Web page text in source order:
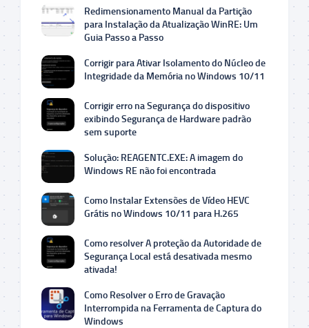
Redimensionamento Manual da Partição
para Instalação da Atualização WinRE: Um
Guia Passo a Passo
Corrigir para Ativar Isolamento do Núcleo de
Integridade da Memória no Windows 10/11
Corrigir erro na Segurança do dispositivo
exibindo Segurança de Hardware padrão
sem suporte
Solução: REAGENTC.EXE: A imagem do
Windows RE não foi encontrada
Como Instalar Extensões de Vídeo HEVC
Grátis no Windows 10/11 para H.265
Como resolver A proteção da Autoridade de
Segurança Local está desativada mesmo
ativada!
Como Resolver o Erro de Gravação
Interrompida na Ferramenta de Captura do
Windows